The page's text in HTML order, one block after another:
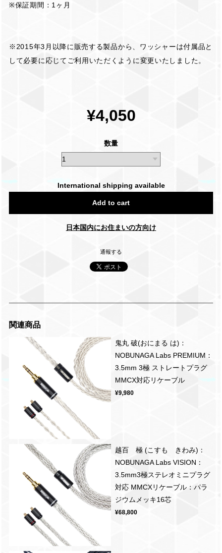
※保証期間：1ヶ月
※2015年3月以降に販売する製品から、ワッシャーは付属品と
して必要に応じてご利用いただくように変更いたしました。
¥4,050
数量
International shipping available
Add to cart
日本国内にお住まいの方向け
通報する
関連商品
鬼丸 破(おにまる は)：
NOBUNAGA Labs PREMIUM：
3.5mm 3極 ストレートプラグ
MMCX対応リケーブル
¥9,980
越百 極 (こすも きわみ)：
NOBUNAGA Labs VISION：
3.5mm3極ステレオミニプラグ
対応 MMCXリケーブル：パラ
ジウムメッキ16芯
¥68,800